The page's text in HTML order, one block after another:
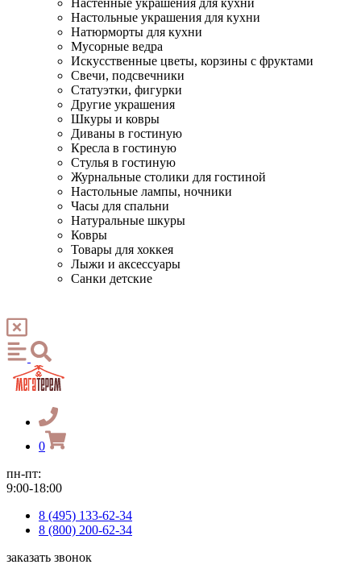
Настенные украшения для кухни
Настольные украшения для кухни
Натюрморты для кухни
Мусорные ведра
Искусственные цветы, корзины с фруктами
Свечи, подсвечники
Статуэтки, фигурки
Другие украшения
Шкуры и ковры
Диваны в гостиную
Кресла в гостиную
Стулья в гостиную
Журнальные столики для гостиной
Настольные лампы, ночники
Часы для спальни
Натуральные шкуры
Ковры
Товары для хоккея
Лыжи и аксессуары
Санки детские
0
пн-пт:
9:00-18:00
8 (495) 133-62-34
8 (800) 200-62-34
заказать звонок